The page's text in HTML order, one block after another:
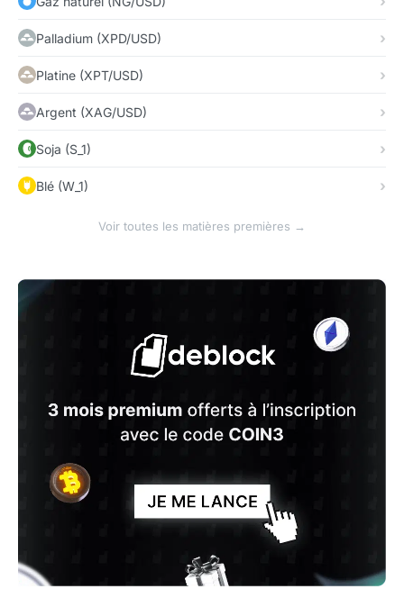
Palladium (XPD/USD)
Platine (XPT/USD)
Argent (XAG/USD)
Soja (S_1)
Blé (W_1)
Voir toutes les matières premières →